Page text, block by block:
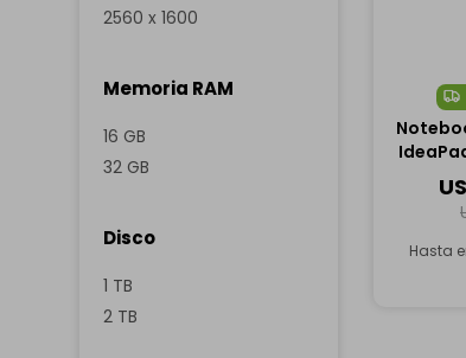
OLED
7 258V,
Hasta
2560 x 1600
Memoria RAM
16 GB
32 GB
Disco
1 TB
2 TB